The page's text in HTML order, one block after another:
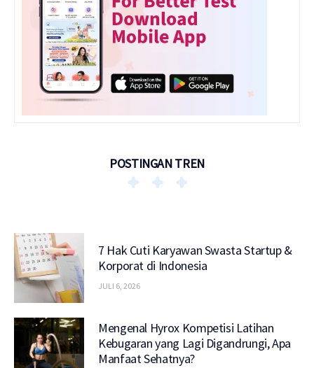
POSTINGAN TREN
7 Hak Cuti Karyawan Swasta Startup &
Korporat di Indonesia
JULI 6, 2026
Mengenal Hyrox Kompetisi Latihan
Kebugaran yang Lagi Digandrungi, Apa
Manfaat Sehatnya?